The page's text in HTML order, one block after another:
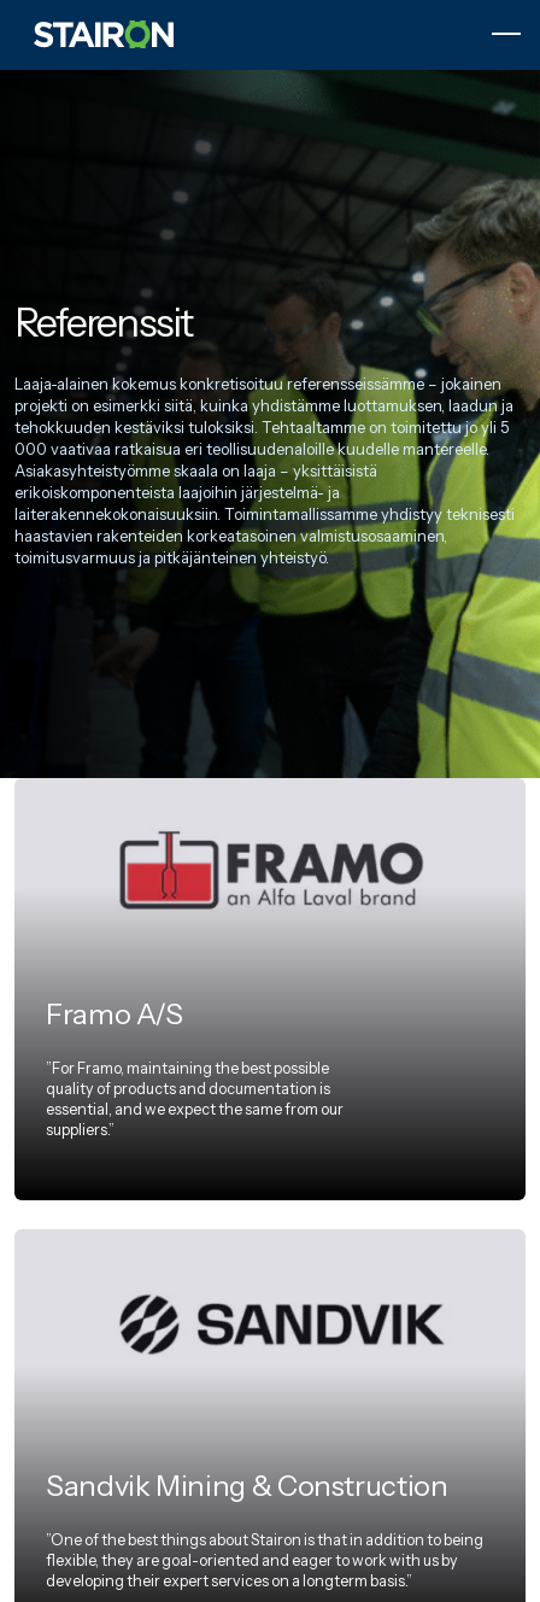
content
Referenssit
Laaja-alainen kokemus konkretisoituu referensseissämme – jokainen
projekti on esimerkki siitä, kuinka yhdistämme luottamuksen, laadun ja
tehokkuuden kestäviksi tuloksiksi. Tehtaaltamme on toimitettu jo yli 5
000 vaativaa ratkaisua eri teollisuudenaloille kuudelle mantereelle.
Asiakasyhteistyömme skaala on laaja – yksittäisistä
erikoiskomponenteista laajoihin järjestelmä- ja
laiterakennekokonaisuuksiin. Toimintamallissamme yhdistyy teknisesti
haastavien rakenteiden korkeatasoinen valmistusosaaminen,
toimitusvarmuus ja pitkäjänteinen yhteistyö.
Framo A/S
”For Framo, maintaining the best possible
quality of products and documentation is
essential, and we expect the same from our
suppliers.”
Sandvik Mining & Construction
”One of the best things about Stairon is that in addition to being
flexible, they are goal-oriented and eager to work with us by
developing their expert services on a longterm basis.”